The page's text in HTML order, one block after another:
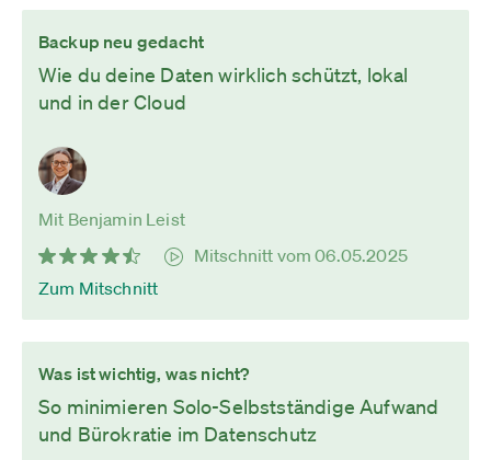
Backup neu gedacht
Wie du deine Daten wirklich schützt, lokal
und in der Cloud
Mit Benjamin Leist
Mitschnitt vom 06.05.2025
Zum Mitschnitt
Was ist wichtig, was nicht?
So minimieren Solo-Selbstständige Aufwand
und Bürokratie im Datenschutz